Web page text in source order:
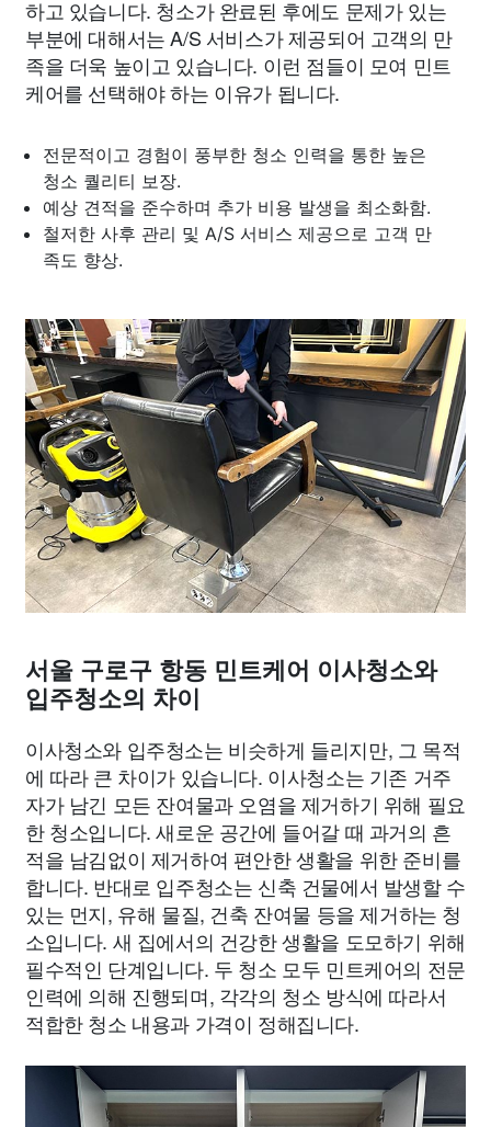
하고 있습니다. 청소가 완료된 후에도 문제가 있는
부분에 대해서는 A/S 서비스가 제공되어 고객의 만
족을 더욱 높이고 있습니다. 이런 점들이 모여 민트
케어를 선택해야 하는 이유가 됩니다.
전문적이고 경험이 풍부한 청소 인력을 통한 높은
청소 퀄리티 보장.
예상 견적을 준수하며 추가 비용 발생을 최소화함.
철저한 사후 관리 및 A/S 서비스 제공으로 고객 만
족도 향상.
서울 구로구 항동 민트케어 이사청소와
입주청소의 차이
이사청소와 입주청소는 비슷하게 들리지만, 그 목적
에 따라 큰 차이가 있습니다. 이사청소는 기존 거주
자가 남긴 모든 잔여물과 오염을 제거하기 위해 필요
한 청소입니다. 새로운 공간에 들어갈 때 과거의 흔
적을 남김없이 제거하여 편안한 생활을 위한 준비를
합니다. 반대로 입주청소는 신축 건물에서 발생할 수
있는 먼지, 유해 물질, 건축 잔여물 등을 제거하는 청
소입니다. 새 집에서의 건강한 생활을 도모하기 위해
필수적인 단계입니다. 두 청소 모두 민트케어의 전문
인력에 의해 진행되며, 각각의 청소 방식에 따라서
적합한 청소 내용과 가격이 정해집니다.